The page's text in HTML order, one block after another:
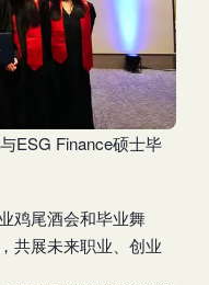
ESG Finance硕士毕
鸡尾酒会和毕业舞
共展未来职业、创业